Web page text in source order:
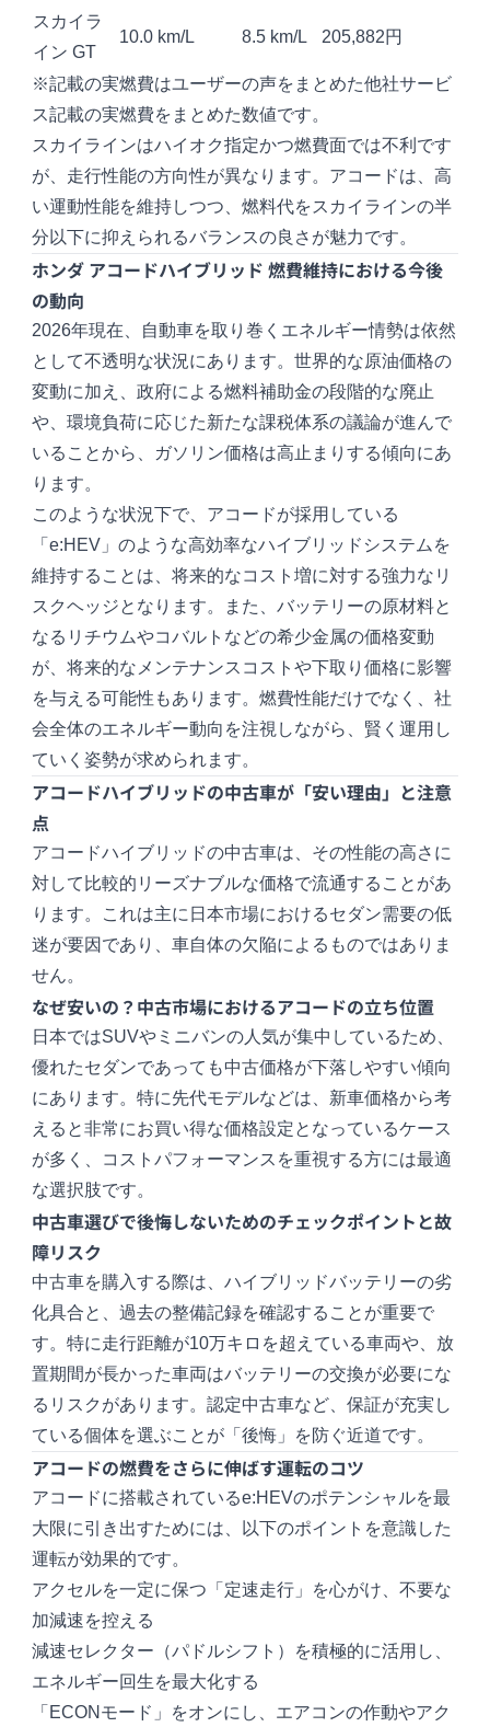
スカイラ
イン GT
10.0 km/L 8.5 km/L 205,882円
※記載の実燃費はユーザーの声をまとめた他社サービ
ス記載の実燃費をまとめた数値です。
スカイラインはハイオク指定かつ燃費面では不利です
が、走行性能の方向性が異なります。アコードは、高
い運動性能を維持しつつ、燃料代をスカイラインの半
分以下に抑えられるバランスの良さが魅力です。
ホンダ アコードハイブリッド 燃費維持における今後
の動向
2026年現在、自動車を取り巻くエネルギー情勢は依然
として不透明な状況にあります。世界的な原油価格の
変動に加え、政府による燃料補助金の段階的な廃止
や、環境負荷に応じた新たな課税体系の議論が進んで
いることから、ガソリン価格は高止まりする傾向にあ
ります。
このような状況下で、アコードが採用している
「e:HEV」のような高効率なハイブリッドシステムを
維持することは、将来的なコスト増に対する強力なリ
スクヘッジとなります。また、バッテリーの原材料と
なるリチウムやコバルトなどの希少金属の価格変動
が、将来的なメンテナンスコストや下取り価格に影響
を与える可能性もあります。燃費性能だけでなく、社
会全体のエネルギー動向を注視しながら、賢く運用し
ていく姿勢が求められます。
アコードハイブリッドの中古車が「安い理由」と注意
点
アコードハイブリッドの中古車は、その性能の高さに
対して比較的リーズナブルな価格で流通することがあ
ります。これは主に日本市場におけるセダン需要の低
迷が要因であり、車自体の欠陥によるものではありま
せん。
なぜ安いの？中古市場におけるアコードの立ち位置
日本ではSUVやミニバンの人気が集中しているため、
優れたセダンであっても中古価格が下落しやすい傾向
にあります。特に先代モデルなどは、新車価格から考
えると非常にお買い得な価格設定となっているケース
が多く、コストパフォーマンスを重視する方には最適
な選択肢です。
中古車選びで後悔しないためのチェックポイントと故
障リスク
中古車を購入する際は、ハイブリッドバッテリーの劣
化具合と、過去の整備記録を確認することが重要で
す。特に走行距離が10万キロを超えている車両や、放
置期間が長かった車両はバッテリーの交換が必要にな
るリスクがあります。認定中古車など、保証が充実し
ている個体を選ぶことが「後悔」を防ぐ近道です。
アコードの燃費をさらに伸ばす運転のコツ
アコードに搭載されているe:HEVのポテンシャルを最
大限に引き出すためには、以下のポイントを意識した
運転が効果的です。
アクセルを一定に保つ「定速走行」を心がけ、不要な
加減速を控える
減速セレクター（パドルシフト）を積極的に活用し、
エネルギー回生を最大化する
「ECONモード」をオンにし、エアコンの作動やアク